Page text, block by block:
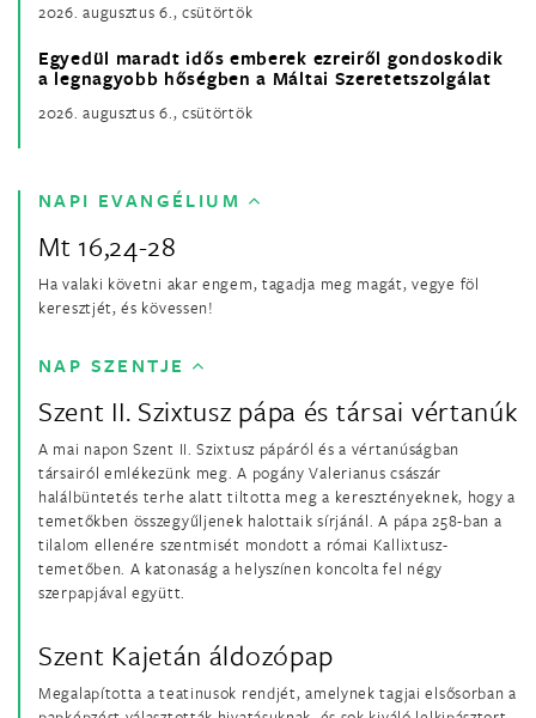
2026. augusztus 6., csütörtök
Egyedül maradt idős emberek ezreiről gondoskodik
a legnagyobb hőségben a Máltai Szeretetszolgálat
2026. augusztus 6., csütörtök
NAPI EVANGÉLIUM
Mt 16,24-28
Ha valaki követni akar engem, tagadja meg magát, vegye föl
keresztjét, és kövessen!
NAP SZENTJE
Szent II. Szixtusz pápa és társai vértanúk
A mai napon Szent II. Szixtusz pápáról és a vértanúságban
társairól emlékezünk meg. A pogány Valerianus császár
halálbüntetés terhe alatt tiltotta meg a keresztényeknek, hogy a
temetőkben összegyűljenek halottaik sírjánál. A pápa 258-ban a
tilalom ellenére szentmisét mondott a római Kallixtusz-
temetőben. A katonaság a helyszínen koncolta fel négy
szerpapjával együtt.
Szent Kajetán áldozópap
Megalapította a teatinusok rendjét, amelynek tagjai elsősorban a